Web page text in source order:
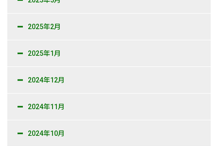
2025年2月
2025年1月
2024年12月
2024年11月
2024年10月